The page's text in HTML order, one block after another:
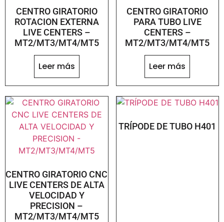
CENTRO GIRATORIO
ROTACION EXTERNA
LIVE CENTERS –
MT2/MT3/MT4/MT5
Leer más
CENTRO GIRATORIO
PARA TUBO LIVE
CENTERS –
MT2/MT3/MT4/MT5
Leer más
CENTRO GIRATORIO CNC
LIVE CENTERS DE ALTA
VELOCIDAD Y
PRECISION –
MT2/MT3/MT4/MT5
TRÍPODE DE TUBO H401